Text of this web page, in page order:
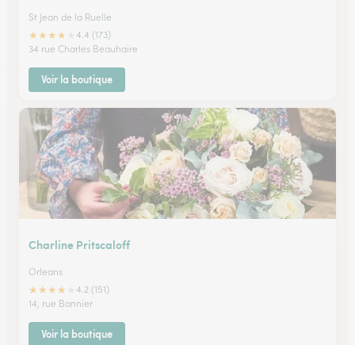
St Jean de la Ruelle
★★★★
4.4 (173)
34 rue Charles Beauhaire
Voir la boutique
Charline Pritscaloff
Orleans
★★★★
4.2 (151)
14, rue Bannier
Voir la boutique